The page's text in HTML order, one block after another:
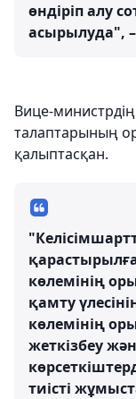
өндіріп алу
асырылуда",
Вице-
талаптарының
қалыптасқан.
көлемінің
қамту
көлемінің
жеткізбеу
тиісті